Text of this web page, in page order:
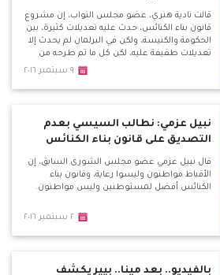
قالت نادية هنري، عضو مجلس النواب، إن مشروع
قانون بناء الكنائس، حدث عليه تعديلات كثيرة، بين
الحكومة والكنيسة، ولكن في البرلمان لم يحدث إلا
تعديلات طفيفة عليه، لكن كل ما تم طرحه من
٩ سبتمبر ٢٠١٦
نبيل عزمي: نطالب السيسي بعدم
التصديق على قانون بناء الكنائس
قال نبيل عزمي عضو مجلس الشورى السابق، إن
الأقباط مواطنون وليسوا رعاية، وقانون بناء
الكنائس أفضل لمستوطنين وليس مواطنون.
٢ سبتمبر ٢٠١٦
بالفيديو.. بعد مينا.. بيير يكشف